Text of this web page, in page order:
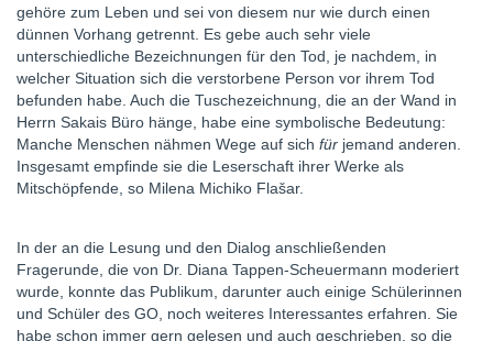
gehöre zum Leben und sei von diesem nur wie durch einen
dünnen Vorhang getrennt. Es gebe auch sehr viele
unterschiedliche Bezeichnungen für den Tod, je nachdem, in
welcher Situation sich die verstorbene Person vor ihrem Tod
befunden habe. Auch die Tuschezeichnung, die an der Wand in
Herrn Sakais Büro hänge, habe eine symbolische Bedeutung:
Manche Menschen nähmen Wege auf sich für jemand anderen.
Insgesamt empfinde sie die Leserschaft ihrer Werke als
Mitschöpfende, so Milena Michiko Flašar.
In der an die Lesung und den Dialog anschließenden
Fragerunde, die von Dr. Diana Tappen-Scheuermann moderiert
wurde, konnte das Publikum, darunter auch einige Schülerinnen
und Schüler des GO, noch weiteres Interessantes erfahren. Sie
habe schon immer gern gelesen und auch geschrieben, so die